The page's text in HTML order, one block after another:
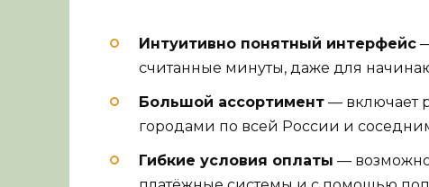
Интуитивно понятный интерфейс
считанные минуты, даже для
Большой ассортимент — включает
городами по всей России и
Гибкие условия оплаты —